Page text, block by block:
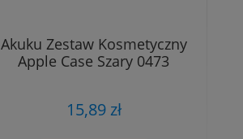
Akuku Zestaw Kosmetyczny
Apple Case Szary 0473
15,89 zł